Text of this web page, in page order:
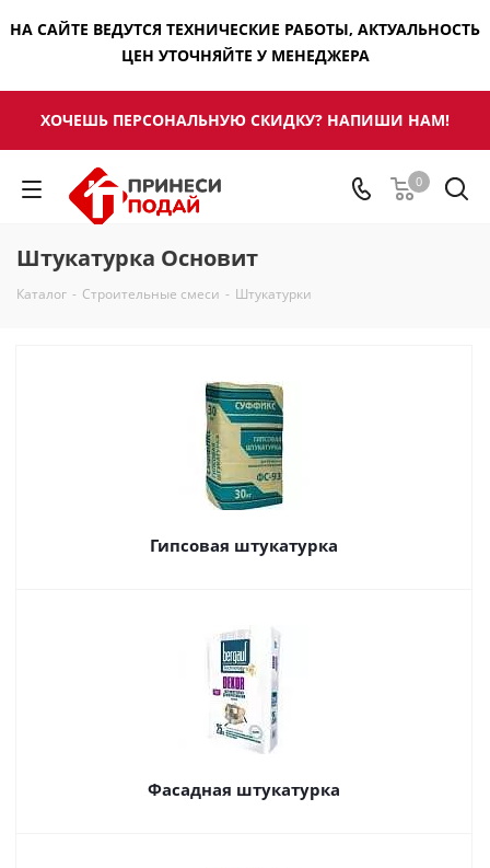
НА САЙТЕ ВЕДУТСЯ ТЕХНИЧЕСКИЕ РАБОТЫ, АКТУАЛЬНОСТЬ
ЦЕН УТОЧНЯЙТЕ У МЕНЕДЖЕРА
ХОЧЕШЬ ПЕРСОНАЛЬНУЮ СКИДКУ? НАПИШИ НАМ!
0
Штукатурка Основит
Каталог - Строительные смеси - Штукатурки
Гипсовая штукатурка
Фасадная штукатурка